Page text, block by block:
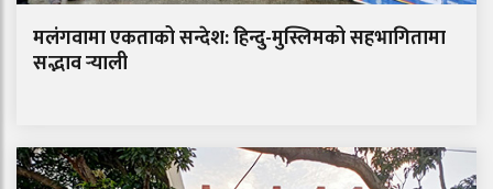
मलंगवामा एकताको सन्देश: हिन्दु-मुस्लिमको सहभागितामा
सद्भाव र्‍याली